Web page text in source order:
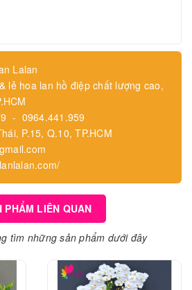
Lalan
lẻ hoa lan hồ điệp chất lượng cao,
- 0964.441.959
P.15, Q.10, TP.HCM
PHẨM LIÊN QUAN
tìm những sản phẩm dưới đây